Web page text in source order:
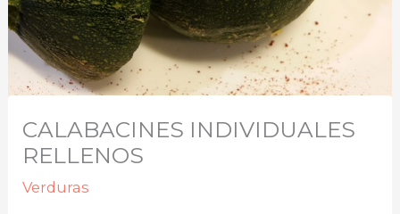
CALABACINES INDIVIDUALES
RELLENOS
Verduras